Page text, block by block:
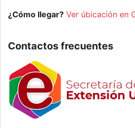
¿Cómo llegar? Ver úbicación en
Contactos frecuentes